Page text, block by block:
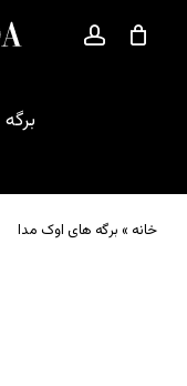
حساب کاربری
سبد خرید
برگه
خانه » برگه های اوک مدا